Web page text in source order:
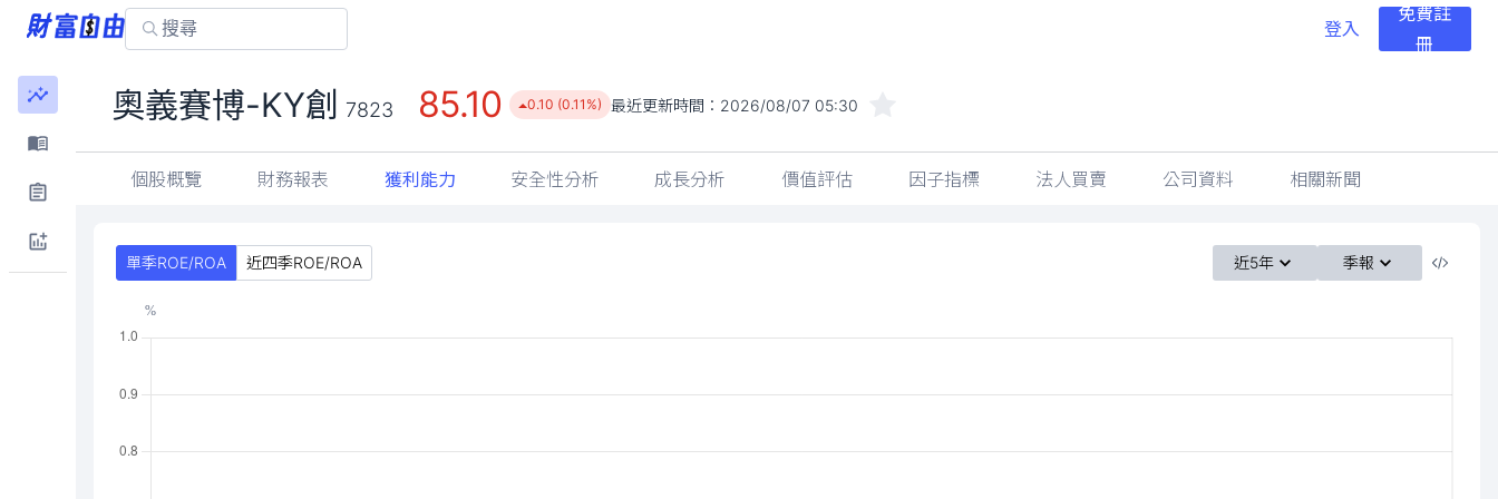
登入
免費註
冊
奧義賽博-KY創 7823 85.10 0.10 (0.11%) 最近更新時間： 2026/08/07 05:30
個股概覽 財務報表 獲利能力 安全性分析 成長分析 價值評估 因子指標 法人買賣 公司資料 相關新聞
單季ROE/ROA 近四季ROE/ROA 近5年 季報